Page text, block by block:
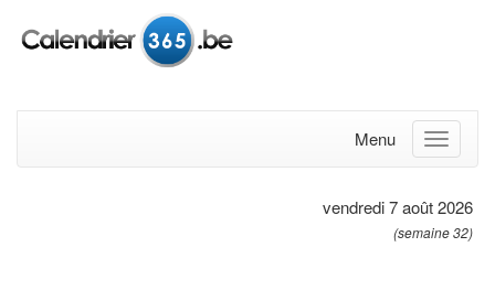
Menu
vendredi 7 août 2026
(semaine 32)